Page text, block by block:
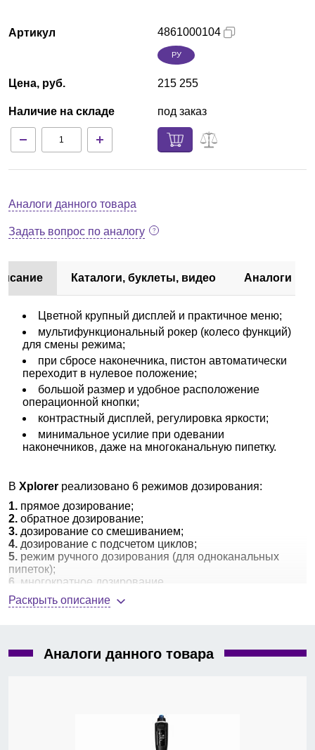
Технический сервис
Артикул
Цена, руб.
Наличие на складе
4861000104
РУ
215 255
под заказ
Аналоги данного товара
Задать вопрос по аналогу
Каталоги, буклеты, видео Аналоги
Цветной крупный дисплей и практичное меню;
мультифункциональный рокер (колесо функций)
для смены режима;
при сбросе наконечника, пистон автоматически
переходит в нулевое положение;
большой размер и удобное расположение
операционной кнопки;
контрастный дисплей, регулировка яркости;
минимальное усилие при одевании
наконечников, даже на многоканальную пипетку.
В Xplorer реализовано 6 режимов дозирования:
1. прямое дозирование;
2. обратное дозирование;
3. дозирование со смешиванием;
4. дозирование с подсчетом циклов;
5. режим ручного дозирования (для одноканальных
пипеток);
6. многократное дозирование.
объема от 0,5 до 10000 мкл;
8-канальные пипетки Xplorerпеременного
Раскрыть описание
Аналоги данного товара